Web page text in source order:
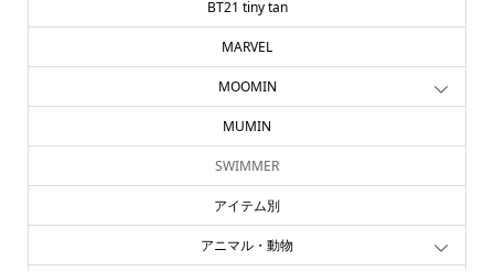
BT21 tiny tan
MARVEL
MOOMIN
MUMIN
SWIMMER
アイテム別
アニマル・動物